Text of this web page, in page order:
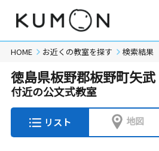
HOME お近くの教室を探す 検索結果
徳島県板野郡板野町矢武
付近の公文式教室
リスト 地図